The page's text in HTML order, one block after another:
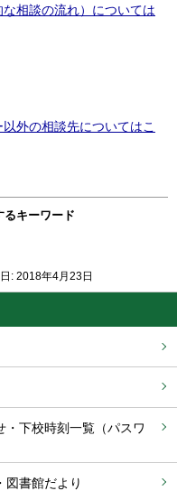
下校時刻一覧（パスワ
図書館だより
相談の流れ）については
外の相談先についてはこ
るキーワード
: 2018年4月23日